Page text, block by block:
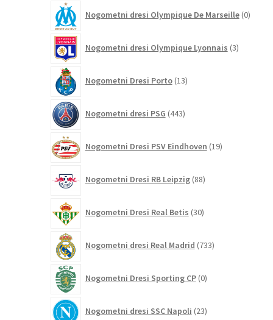
Nogometni dresi Olympique De Marseille 0
Nogometni dresi Olympique Lyonnais 3izdelki
Nogometni Dresi Porto 13izdelkov
Nogometni dresi PSG 443izdelkov
Nogometni Dresi PSV Eindhoven 19izdelkov
Nogometni Dresi RB Leipzig 88izdelkov
Nogometni Dresi Real Betis 30izdelkov
Nogometni dresi Real Madrid 733izdelkov
Nogometni Dresi Sporting CP 0izdelkov
Nogometni dresi SSC Napoli 23izdelkov